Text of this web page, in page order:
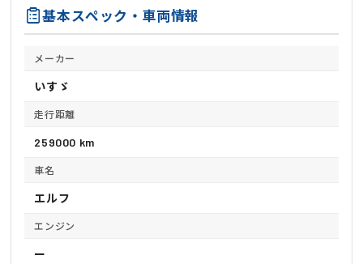
基本スペック・車両情報
メーカー
いすゞ
走行距離
259000 km
車名
エルフ
エンジン
ー